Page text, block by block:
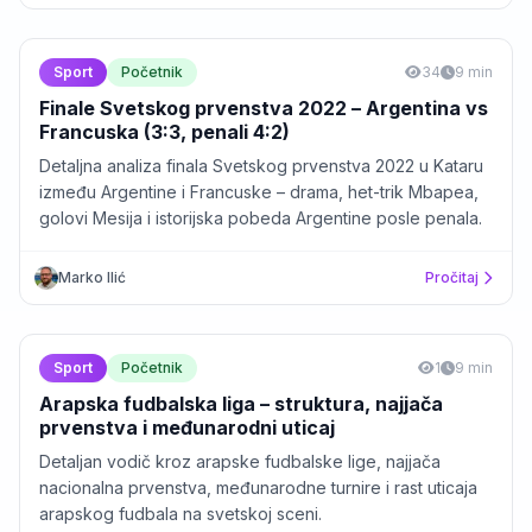
Sport Početnik 34 9 min
Finale Svetskog prvenstva 2022 – Argentina vs
Francuska (3:3, penali 4:2)
Detaljna analiza finala Svetskog prvenstva 2022 u Kataru
između Argentine i Francuske – drama, het-trik Mbapea,
golovi Mesija i istorijska pobeda Argentine posle penala.
Marko Ilić Pročitaj
Sport Početnik 1 9 min
Arapska fudbalska liga – struktura, najjača
prvenstva i međunarodni uticaj
Detaljan vodič kroz arapske fudbalske lige, najjača
nacionalna prvenstva, međunarodne turnire i rast uticaja
arapskog fudbala na svetskoj sceni.